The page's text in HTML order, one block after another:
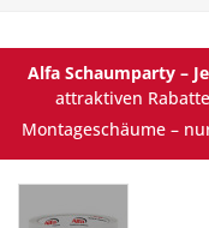
Alfa Schaumparty –
attraktiven
Montageschäume –